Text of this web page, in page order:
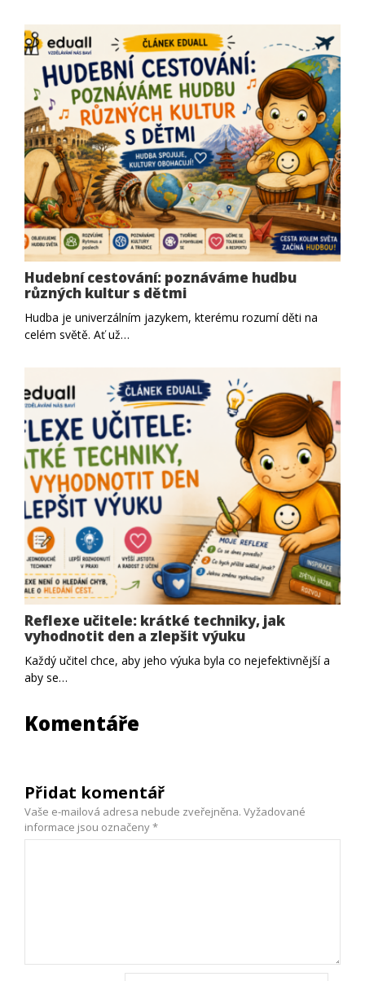
Hudební cestování: poznáváme hudbu
různých kultur s dětmi
Hudba je univerzálním jazykem, kterému rozumí děti na
celém světě. Ať už…
Reflexe učitele: krátké techniky, jak
vyhodnotit den a zlepšit výuku
Každý učitel chce, aby jeho výuka byla co nejefektivnější a
aby se…
Komentáře
Přidat komentář
Vaše e-mailová adresa nebude zveřejněna. Vyžadované
informace jsou označeny*